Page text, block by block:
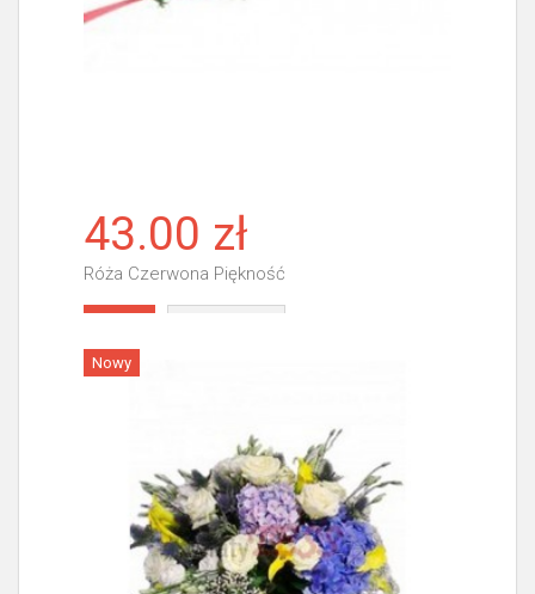
43.00 zł
Róża Czerwona Piękność
Nowy